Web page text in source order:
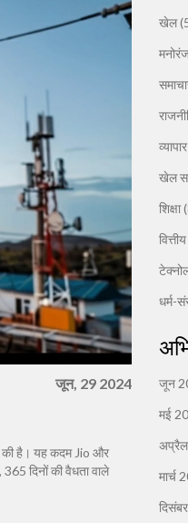
जून, 29 2024
की है। यह कदम Jio और
दिनों की वैधता वाले
खेल
व्यापार
खेल
शिक्षा
धर्म-
जून
मई
मार्च